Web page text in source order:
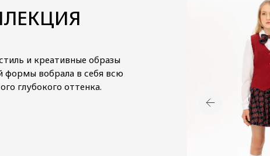
и креативные образы
формы вобрала в себя всю
глубокого оттенка.